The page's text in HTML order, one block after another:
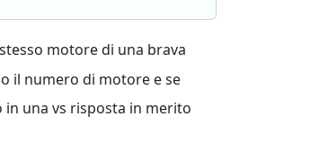
motore di una brava
il numero di motore e se
in una vs risposta in merito